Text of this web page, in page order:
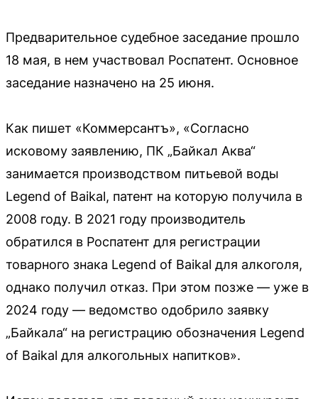
Предварительное судебное заседание прошло
18 мая, в нем участвовал Роспатент. Основное
заседание назначено на 25 июня.
Как пишет «Коммерсантъ», «Согласно
исковому заявлению, ПК „Байкал Аква“
занимается производством питьевой воды
Legend of Baikal, патент на которую получила в
2008 году. В 2021 году производитель
обратился в Роспатент для регистрации
товарного знака Legend of Baikal для алкоголя,
однако получил отказ. При этом позже — уже в
2024 году — ведомство одобрило заявку
„Байкала“ на регистрацию обозначения Legend
of Baikal для алкогольных напитков».